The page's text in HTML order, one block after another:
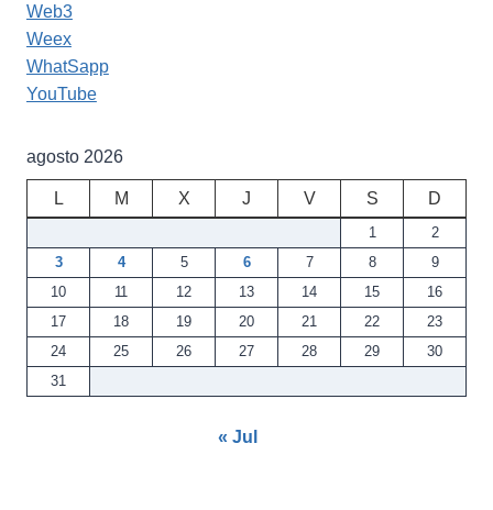
Web3
Weex
WhatSapp
YouTube
agosto 2026
L M X J V S D
1
2
3
4 5 6 7 8
9
10
11 12 13 14 15
16
17
18 19 20 21 22
23
24
25 26 27 28 29
30
31
« Jul